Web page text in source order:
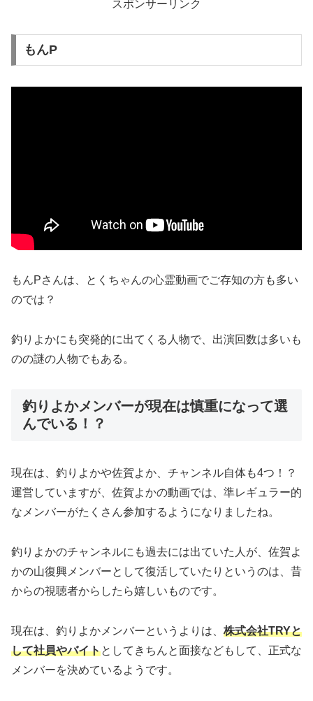
スポンサーリンク
もんP
もんPさんは、とくちゃんの心霊動画でご存知の方も多い
のでは？
釣りよかにも突発的に出てくる人物で、出演回数は多いも
のの謎の人物でもある。
釣りよかメンバーが現在は慎重になって選
んでいる！？
現在は、釣りよかや佐賀よか、チャンネル自体も4つ！？
運営していますが、佐賀よかの動画では、準レギュラー的
なメンバーがたくさん参加するようになりましたね。
釣りよかのチャンネルにも過去には出ていた人が、佐賀よ
かの山復興メンバーとして復活していたりというのは、昔
からの視聴者からしたら嬉しいものです。
現在は、釣りよかメンバーというよりは、 株式会社TRYと
して社員やバイトとしてきちんと面接などもして、正式な
メンバーを決めているようです。